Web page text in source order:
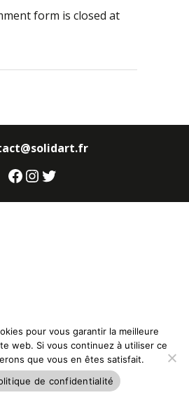
form is closed at
Facebook
Instagram
Twitter
pour vous garantir la meilleure
web. Si vous continuez à utiliser ce
que vous en êtes satisfait.
de confidentialité